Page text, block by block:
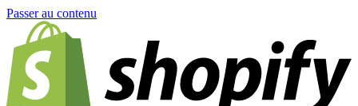
Passer au contenu